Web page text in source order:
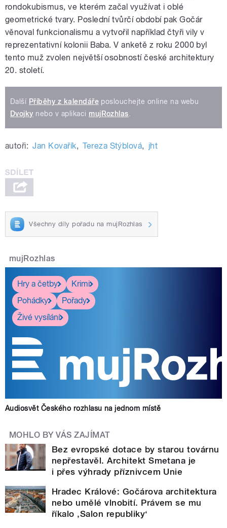
rondokubismus, ve kterém začal využívat i oblé
geometrické tvary. Poslední tvůrčí období pak Gočár
věnoval funkcionalismu a vytvořil například čtyři vily v
reprezentativní kolonii Baba. V anketě z roku 2000 byl
tento muž zvolen největší osobností české architektury
20. století.
Další Příběhy z kalendáře poslouchejte online na webu
Dvojky nebo v aplikaci mujRozhlas.
autoři: Jan Kovařík, Tereza Stýblová, jht
Všechny díly pořadu na mujRozhlas
mujRozhlas
Hry a četby
Krimi
Pohádky
Pořady
Živé vysílání
Audiosvět Českého rozhlasu na jednom místě
MOHLO BY VÁS ZAJÍMAT
Bez evropské dotace by starou továrnu
nepřestavěl. Architekt Smetana je
i přes výhrady příznivcem Unie
Hradec Králové: Gočárova architektura
nebo umělé vlnobití. Právem se mu
říkalo ‚Salon republiky‘